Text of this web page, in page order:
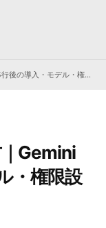
導入・モデル・権限設定
Gemini
・権限設